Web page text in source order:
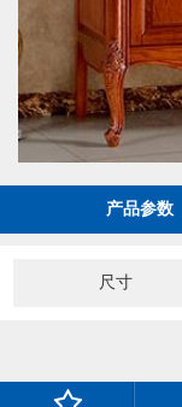
产品参数
尺寸